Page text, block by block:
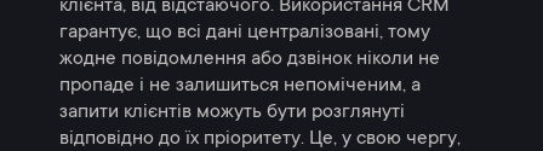
клієнта, від відстаючого. Використання CRM
гарантує, що всі дані централізовані, тому
жодне повідомлення або дзвінок ніколи не
пропаде і не залишиться непоміченим, а
запити клієнтів можуть бути розглянуті
відповідно до їх пріоритету. Це, у свою чергу,